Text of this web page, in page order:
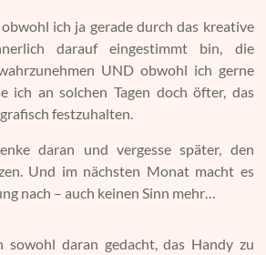
ich ja gerade durch das kreative
darauf eingestimmt bin, die
UND obwohl ich gerne
ich an solchen Tagen doch öfter, das
festzuhalten.
daran und vergesse später, den
Und im nächsten Monat macht es
nach – auch keinen Sinn mehr…
sowohl daran gedacht, das Handy zu